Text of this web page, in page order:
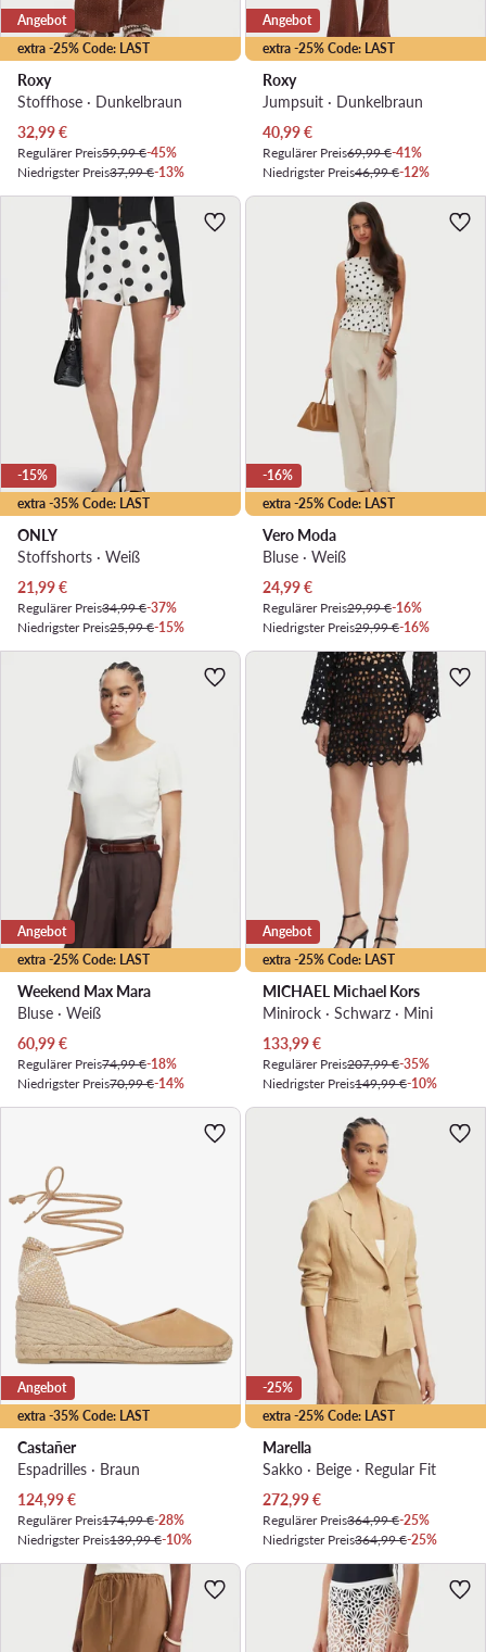
extra -25% Code: LAST
Angebot
Roxy
Stoffhose · Dunkelbraun
Aktueller Preis
32,99€
Regulärer Preis59,99 €-45%
Niedrigster Preis37,99 €-13%
extra -25% Code: LAST
Angebot
Roxy
Jumpsuit · Dunkelbraun
Aktueller Preis
40,99€
Regulärer Preis69,99 €-41%
Niedrigster Preis46,99 €-12%
extra -35% Code: LAST
-15%
ONLY
Stoffshorts · Weiß
Aktueller Preis
21,99€
Regulärer Preis34,99 €-37%
Niedrigster Preis25,99 €-15%
extra -25% Code: LAST
-16%
Vero Moda
Bluse · Weiß
Aktueller Preis
24,99€
Regulärer Preis29,99 €-16%
Niedrigster Preis29,99 €-16%
extra -25% Code: LAST
Angebot
Weekend Max Mara
Bluse · Weiß
Aktueller Preis
60,99€
Regulärer Preis74,99 €-18%
Niedrigster Preis70,99 €-14%
extra -25% Code: LAST
Angebot
MICHAEL Michael Kors
Minirock · Schwarz · Mini
Aktueller Preis
133,99€
Regulärer Preis207,99 €-35%
Niedrigster Preis149,99 €-10%
extra -35% Code: LAST
Angebot
Castañer
Espadrilles · Braun
Aktueller Preis
124,99€
Regulärer Preis174,99 €-28%
Niedrigster Preis139,99 €-10%
extra -25% Code: LAST
-25%
Marella
Sakko · Beige · Regular Fit
Aktueller Preis
272,99€
Regulärer Preis364,99 €-25%
Niedrigster Preis364,99 €-25%